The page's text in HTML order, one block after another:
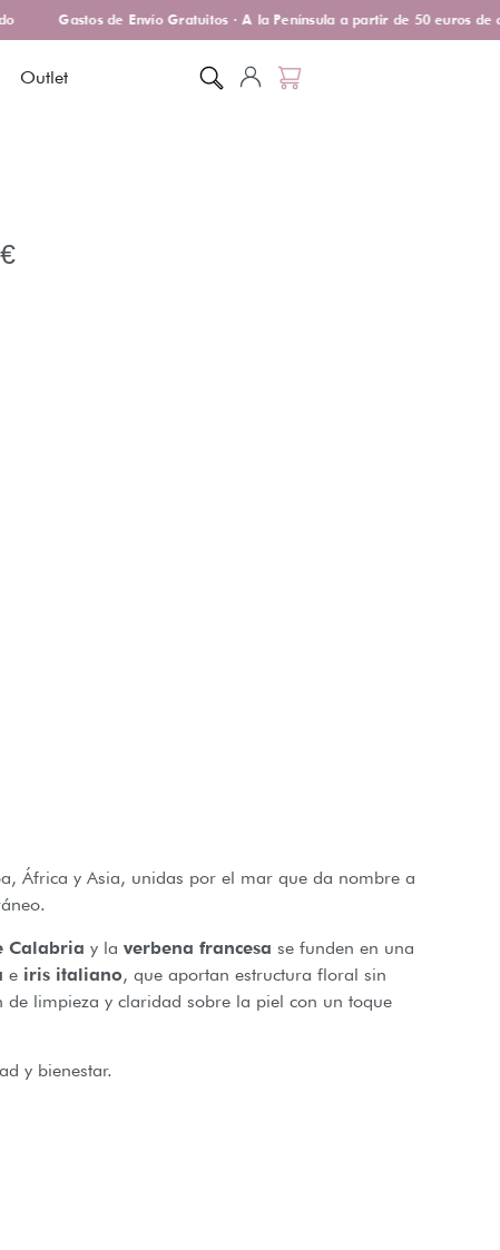
Gastos de Envío Gratuitos · A la Península a partir de 50 euros de
Outlet
€
África y Asia, unidas por el mar que da nombre a
Calabria y la verbena francesa se funden en una
e iris italiano, que aportan estructura floral sin
de limpieza y claridad sobre la piel con un toque
y bienestar.